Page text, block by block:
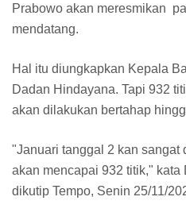
Prabowo akan meresmikan
mendatang.
Hal itu diungkapkan Kepala
Dadan Hindayana. Tapi 932
akan dilakukan bertahap
"Januari tanggal 2 kan sangat
akan mencapai 932 titik,"
dikutip Tempo, Senin 25/11/